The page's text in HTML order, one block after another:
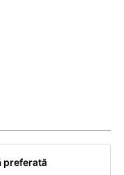
preferată